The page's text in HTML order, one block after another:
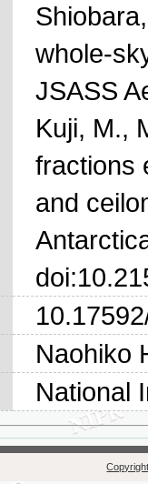
whole-
JSASS
Kuji, M.,
fractions
and
Naohiko
National